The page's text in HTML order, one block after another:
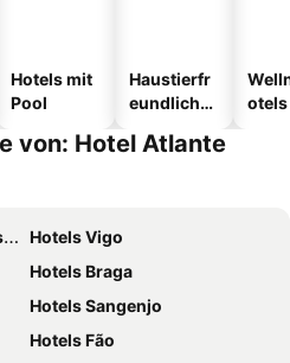
Hotels mit
Pool
Haustierfr
eundliche
otels
von: Hotel Atlante
Hotels Vigo
Hotels Braga
Hotels Sangenjo
Hotels Fão